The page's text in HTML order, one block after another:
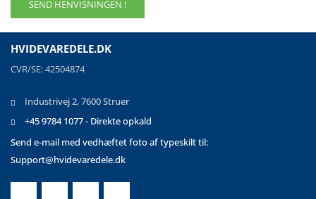
HVIDEVAREDELE.DK
CVR/SE: 42504874
Industrivej 2, 7600 Struer
+45 9784 1077 - Direkte opkald
Send e-mail med vedhæftet foto af typeskilt til:
Support@hvidevaredele.dk